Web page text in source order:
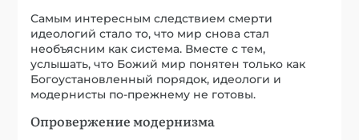
Самым интересным следствием смерти
идеологий стало то, что мир снова стал
необъясним как система. Вместе с тем,
услышать, что Божий мир понятен только как
Богоустановленный порядок, идеологи и
модернисты по-прежнему не готовы.
Опровержение модернизма